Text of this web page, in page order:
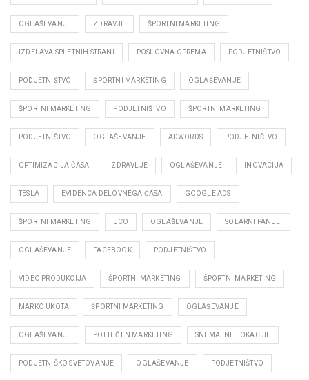
OGLAŠEVANJE ZDRAVJE ŠPORTNI MARKETING
IZDELAVA SPLETNIH STRANI POSLOVNA OPREMA PODJETNIŠTVO
PODJETNIŠTVO ŠPORTNI MARKETING OGLAŠEVANJE
ŠPORTNI MARKETING PODJETNIŠTVO ŠPORTNI MARKETING
PODJETNIŠTVO OGLAŠEVANJE ADWORDS PODJETNIŠTVO
OPTIMIZACIJA ČASA ZDRAVLJE OGLAŠEVANJE INOVACIJA
TESLA EVIDENCA DELOVNEGA ČASA GOOGLE ADS
ŠPORTNI MARKETING ECO OGLAŠEVANJE SOLARNI PANELI
OGLAŠEVANJE FACEBOOK PODJETNIŠTVO
VIDEO PRODUKCIJA ŠPORTNI MARKETING ŠPORTNI MARKETING
MARKO UKOTA ŠPORTNI MARKETING OGLAŠEVANJE
OGLAŠEVANJE POLITIČEN MARKETING SNEMALNE LOKACIJE
PODJETNIŠKO SVETOVANJE OGLAŠEVANJE PODJETNIŠTVO